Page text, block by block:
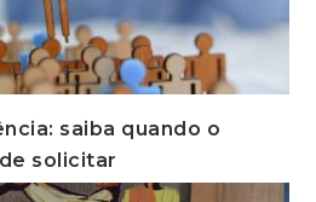
saiba quando o
solicitar